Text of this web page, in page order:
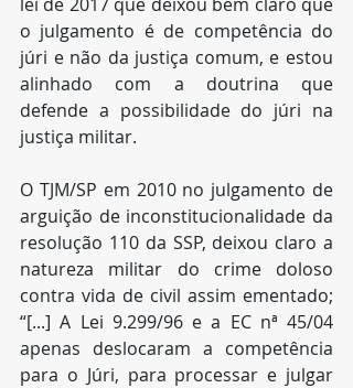
o julgamento é de competência do
júri e não da justiça comum, e estou
alinhado com a doutrina que
defende a possibilidade do júri na
justiça militar.
O TJM/SP em 2010 no julgamento de
arguição de inconstitucionalidade da
resolução 110 da SSP, deixou claro a
natureza militar do crime doloso
contra vida de civil assim ementado;
“[...] A Lei 9.299/96 e a EC nª 45/04
apenas deslocaram a competência
para o Júri, para processar e julgar